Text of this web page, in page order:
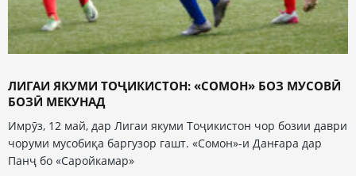
ЛИГАИ ЯКУМИ ТОҶИКИСТОН: «СОМОН» БОЗ МУСОВӢ
БОЗӢ МЕКУНАД
Имрӯз, 12 май, дар Лигаи якуми Тоҷикистон чор бозии даври
чоруми мусобиқа баргузор гашт. «Сомон»-и Данғара дар
Панҷ бо «Саройкамар»